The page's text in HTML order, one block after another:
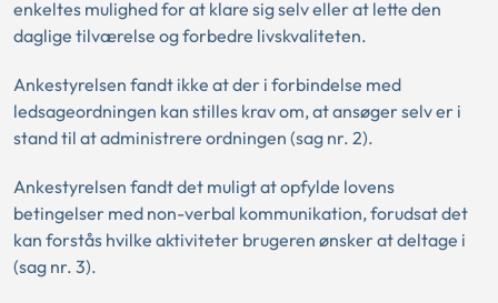
enkeltes mulighed for at klare sig selv eller at lette den
daglige tilværelse og forbedre livskvaliteten.
Ankestyrelsen fandt ikke at der i forbindelse med
ledsageordningen kan stilles krav om, at ansøger selv er i
stand til at administrere ordningen (sag nr. 2).
Ankestyrelsen fandt det muligt at opfylde lovens
betingelser med non-verbal kommunikation, forudsat det
kan forstås hvilke aktiviteter brugeren ønsker at deltage i
(sag nr. 3).